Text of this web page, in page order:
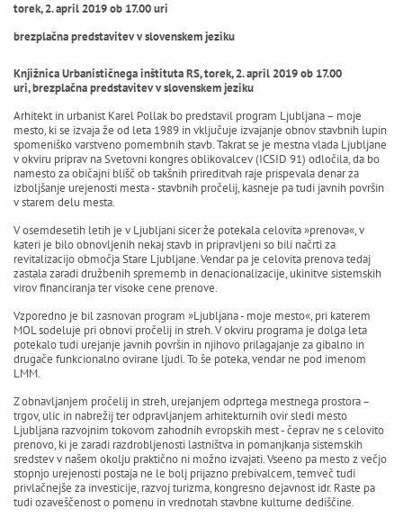
torek, 2. april 2019 ob 17.00 uri
brezplačnapredstavitevv slovenskem jeziku
Knjižnica Urbanističnega inštituta RS, torek, 2. april 2019 ob 17.00
uri, brezplačnapredstavitevv slovenskem jeziku
Arhitekt in urbanist Karel Pollak bo predstavil program Ljubljana – moje
mesto, ki se izvaja že od leta 1989 in vključuje izvajanje obnov stavbnih lupin
spomeniško varstveno pomembnih stavb. Takrat se je mestna vlada Ljubljane
v okviru priprav na Svetovni kongres oblikovalcev (ICSID 91) odločila, da bo
namesto za običajni blišč ob takšnih prireditvah raje prispevala denar za
izboljšanje urejenosti mesta - stavbnih pročelij, kasneje pa tudi javnih površin
v starem delu mesta.
V osemdesetih letih je v Ljubljani sicer že potekala celovita »prenova«, v
kateri je bilo obnovljenih nekaj stavb in pripravljeni so bili načrti za
revitalizacijo območja Stare Ljubljane. Vendar pa je celovita prenova tedaj
zastala zaradi družbenih sprememb in denacionalizacije, ukinitve sistemskih
virov financiranja ter visoke cene prenove.
Vzporedno je bil zasnovan program »Ljubljana - moje mesto«, pri katerem
MOL sodeluje pri obnovi pročelij in streh. V okviru programa je dolga leta
potekalo tudi urejanje javnih površin in njihovo prilagajanje za gibalno in
drugače funkcionalno ovirane ljudi. To še poteka, vendar ne pod imenom
LMM.
Z obnavljanjem pročelij in streh, urejanjem odprtega mestnega prostora –
trgov, ulic in nabrežij ter odpravljanjem arhitekturnih ovir sledi mesto
Ljubljana razvojnim tokovom zahodnih evropskih mest - čeprav ne s celovito
prenovo, ki je zaradi razdrobljenosti lastništva in pomanjkanja sistemskih
sredstev v našem okolju praktično ni možno izvajati. Vseeno pa mesto z večjo
stopnjo urejenosti postaja ne le bolj prijazno prebivalcem, temveč tudi
privlačnejše za investicije, razvoj turizma, kongresno dejavnost idr. Raste pa
tudi ozaveščenost o pomenu in vrednotah stavbne kulturne dediščine.